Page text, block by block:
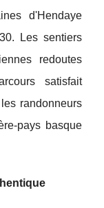
d'Hendaye
Les sentiers
redoutes
satisfait
randonneurs
pays basque